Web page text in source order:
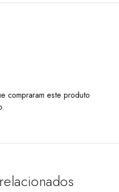
compraram este produto